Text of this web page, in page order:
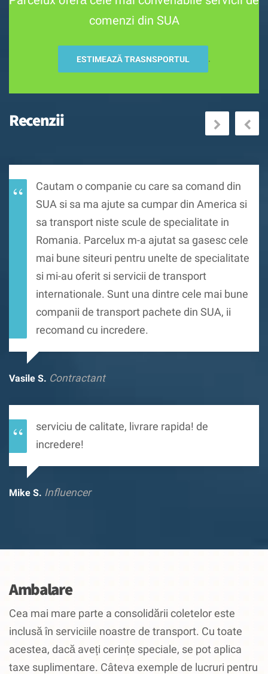
comenzi din SUA
ESTIMEAZĂ TRASNSPORTUL .
Recenzii Previous
Cautam o companie cu care sa comand din
SUA si sa ma ajute sa cumpar din America si
sa transport niste scule de specialitate in
Romania. Parcelux m-a ajutat sa gasesc cele
mai bune siteuri pentru unelte de specialitate
si mi-au oferit si servicii de transport
internationale. Sunt una dintre cele mai bune
companii de transport pachete din SUA, ii
recomand cu incredere.
Vasile S. Contractant
serviciu de calitate, livrare rapida! de
incredere!
Mike S. Influencer
Ambalare
Cea mai mare parte a consolidării coletelor este
inclusă în serviciile noastre de transport. Cu toate
acestea, dacă aveți cerințe speciale, se pot aplica
taxe suplimentare. Câteva exemple de lucruri pentru